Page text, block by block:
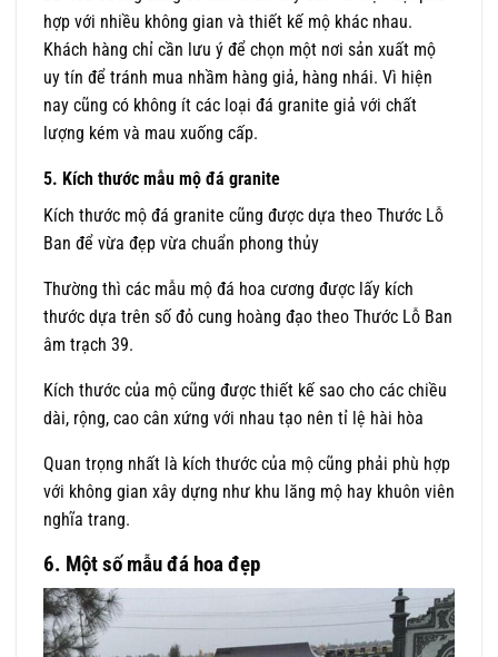
hợp với nhiều không gian và thiết kế mộ khác nhau.
Khách hàng chỉ cần lưu ý để chọn một nơi sản xuất mộ
uy tín để tránh mua nhầm hàng giả, hàng nhái. Vì hiện
nay cũng có không ít các loại đá granite giả với chất
lượng kém và mau xuống cấp.
5. Kích thước mẫu mộ đá granite
Kích thước mộ đá granite cũng được dựa theo Thước Lỗ
Ban để vừa đẹp vừa chuẩn phong thủy
Thường thì các mẫu mộ đá hoa cương được lấy kích
thước dựa trên số đỏ cung hoàng đạo theo Thước Lỗ Ban
âm trạch 39.
Kích thước của mộ cũng được thiết kế sao cho các chiều
dài, rộng, cao cân xứng với nhau tạo nên tỉ lệ hài hòa
Quan trọng nhất là kích thước của mộ cũng phải phù hợp
với không gian xây dựng như khu lăng mộ hay khuôn viên
nghĩa trang.
6. Một số mẫu đá hoa đẹp